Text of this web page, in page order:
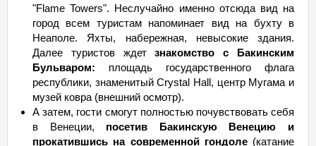
"Flame Towers". Неслучайно именно отсюда вид на
город всем туристам напоминает вид на бухту в
Неаполе. Яхты, набережная, невысокие здания.
Далее туристов ждетзнакомство с Бакинским
Бульваром: площадь государственного флага
республики, знаменитый Crystal Hall, центр Мугама и
музей ковра (внешний осмотр).
А затем, гости смогут полностью почувствовать себя
в Венеции, посетив Бакинскую Венецию и
прокатившись на современной гондоле(катание